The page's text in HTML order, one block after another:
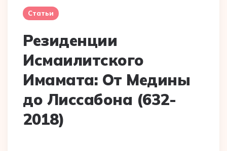
Статьи
Резиденции
Исмаилитского
Имамата: От Медины
до Лиссабона (632-
2018)